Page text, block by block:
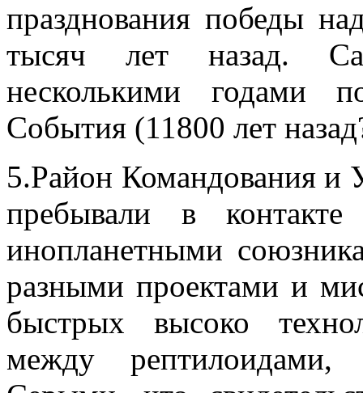
празднования победы
тысяч лет назад.
несколькими годами
События (11800 лет
5.Район Командования и
пребывали в
инопланетными
разными проектами и
быстрых высоко
между